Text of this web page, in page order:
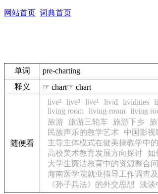
网站首页 词典首页
单词
pre-charting
释义
☞ chart☞ chart
随便看
live² live³ live¹ livid lividities
living room
living-room living
旅游
旅游三轮车 旅游下乡
民族声乐的教学艺术
中国影视
主导主体模式在健美操教学中
高校美术教育发展方向探讨
如
大学生廉洁教育中的资源整合
海南医学院就业指导工作调查
《孙子兵法》的外交思想
浅谈